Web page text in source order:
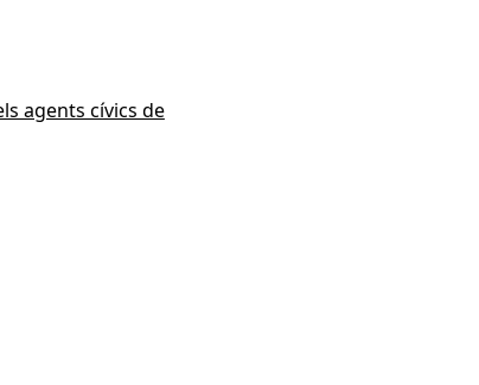
agents cívics de